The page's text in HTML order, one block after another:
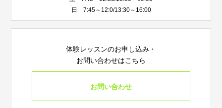
日 7:45～12:0/13:30～16:00
体験レッスンのお申し込み・
お問い合わせはこちら
お問い合わせ